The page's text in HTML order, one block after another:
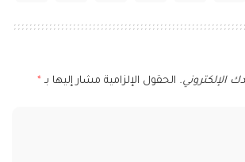
الإلكتروني. الحقول الإلزامية مشار إليها بـ *